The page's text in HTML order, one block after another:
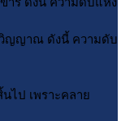
าณ ดังนี้ ความดับ
ป เพราะคลา